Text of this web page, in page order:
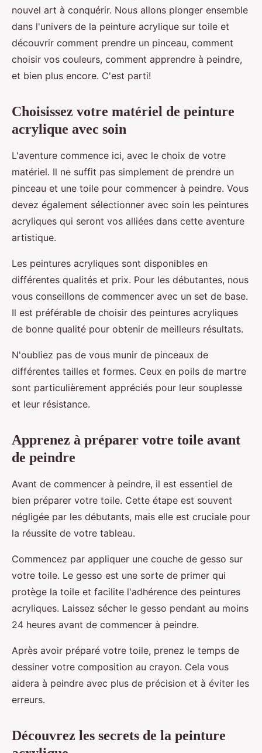
nouvel art à conquérir. Nous allons plonger ensemble
dans l'univers de la peinture acrylique sur toile et
découvrir comment prendre un pinceau, comment
choisir vos couleurs, comment apprendre à peindre,
et bien plus encore. C'est parti!
Choisissez votre matériel de peinture
acrylique avec soin
L'aventure commence ici, avec le choix de votre
matériel. Il ne suffit pas simplement de prendre un
pinceau et une toile pour commencer à peindre. Vous
devez également sélectionner avec soin les peintures
acryliques qui seront vos alliées dans cette aventure
artistique.
Les peintures acryliques sont disponibles en
différentes qualités et prix. Pour les débutantes, nous
vous conseillons de commencer avec un set de base.
Il est préférable de choisir des peintures acryliques
de bonne qualité pour obtenir de meilleurs résultats.
N'oubliez pas de vous munir de pinceaux de
différentes tailles et formes. Ceux en poils de martre
sont particulièrement appréciés pour leur souplesse
et leur résistance.
Apprenez à préparer votre toile avant
de peindre
Avant de commencer à peindre, il est essentiel de
bien préparer votre toile. Cette étape est souvent
négligée par les débutants, mais elle est cruciale pour
la réussite de votre tableau.
Commencez par appliquer une couche de gesso sur
votre toile. Le gesso est une sorte de primer qui
protège la toile et facilite l'adhérence des peintures
acryliques. Laissez sécher le gesso pendant au moins
24 heures avant de commencer à peindre.
Après avoir préparé votre toile, prenez le temps de
dessiner votre composition au crayon. Cela vous
aidera à peindre avec plus de précision et à éviter les
erreurs.
Découvrez les secrets de la peinture